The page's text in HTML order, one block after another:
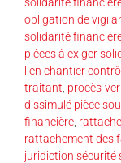
obligation de
solidarité
pièces à exiger
lien chantier
traitant procès-
dissimulé pièce
financière
rattachement des
juridiction sécurité